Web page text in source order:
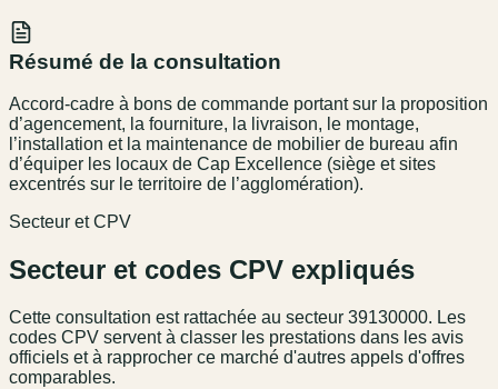
Résumé de la consultation
Accord-cadre à bons de commande portant sur la proposition
d’agencement, la fourniture, la livraison, le montage,
l’installation et la maintenance de mobilier de bureau afin
d’équiper les locaux de Cap Excellence (siège et sites
excentrés sur le territoire de l’agglomération).
Secteur et CPV
Secteur et codes CPV expliqués
Cette consultation est rattachée au secteur 39130000. Les
codes CPV servent à classer les prestations dans les avis
officiels et à rapprocher ce marché d'autres appels d'offres
comparables.